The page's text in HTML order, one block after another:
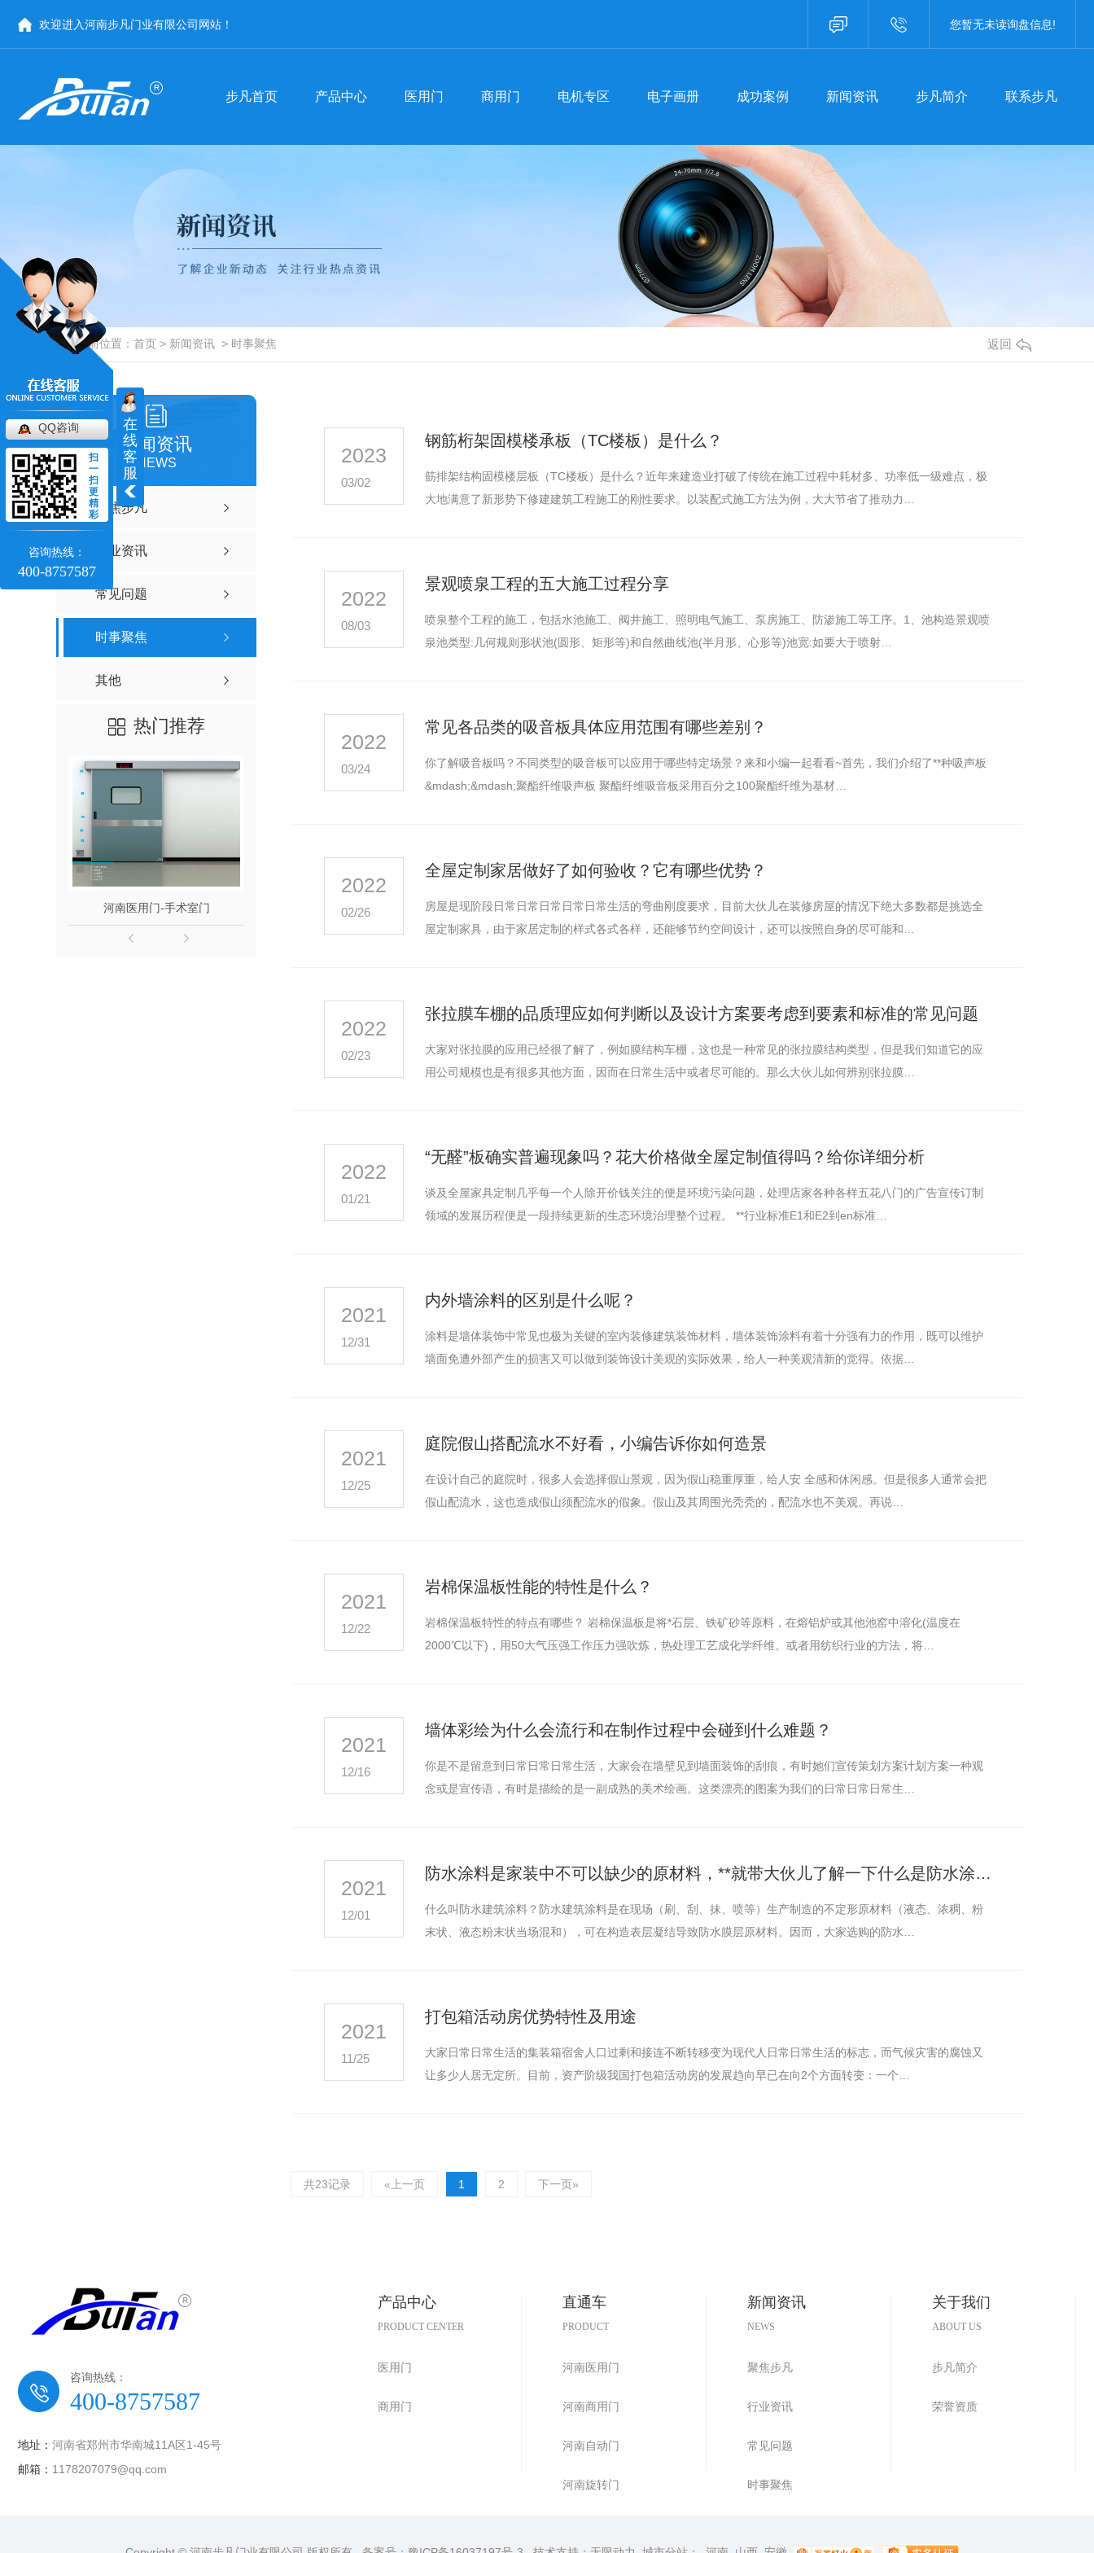
欢迎进入河南步凡门业有限公司网站！ 您暂无未读询盘信息!
步凡首页 产品中心
河南医用门厂家
手术室门价格
商用门批发
医用门 商用门 电机专区 电子画册 成功案例 新闻资讯
聚焦步凡
行业资讯
常见问题 常见问题
时事聚焦 时事聚焦
其他
步凡简介 联系步凡
当前位置： 首页 > 新闻资讯 > 时事聚焦 返回
新闻资讯
NEWS
聚焦步凡
行业资讯
常见问题
时事聚焦
其他
热门推荐
河南医用门-手术室门 河南商用门 防辐射门 河南医用门厂家
2023
03/02
钢筋桁架固模楼承板（TC楼板）是什么？
筋排架结构固模楼层板（TC楼板）是什么？近年来建造业打破了传统在施工过程中耗材多、功率低一级难点，极
大地满意了新形势下修建建筑工程施工的刚性要求。以装配式施工方法为例，大大节省了推动力…
2022
08/03
景观喷泉工程的五大施工过程分享
喷泉整个工程的施工，包括水池施工、阀井施工、照明电气施工、泵房施工、防渗施工等工序。1、池构造景观喷
泉池类型:几何规则形状池(圆形、矩形等)和自然曲线池(半月形、心形等)池宽:如要大于喷射…
2022
03/24
常见各品类的吸音板具体应用范围有哪些差别？
你了解吸音板吗？不同类型的吸音板可以应用于哪些特定场景？来和小编一起看看~首先，我们介绍了**种吸声板
&mdash;&mdash;聚酯纤维吸声板 聚酯纤维吸音板采用百分之100聚酯纤维为基材…
2022
02/26
全屋定制家居做好了如何验收？它有哪些优势？
房屋是现阶段日常日常日常日常日常生活的弯曲刚度要求，目前大伙儿在装修房屋的情况下绝大多数都是挑选全
屋定制家具，由于家居定制的样式各式各样，还能够节约空间设计，还可以按照自身的尽可能和…
2022
02/23
张拉膜车棚的品质理应如何判断以及设计方案要考虑到要素和标准的常见问题
大家对张拉膜的应用已经很了解了，例如膜结构车棚，这也是一种常见的张拉膜结构类型，但是我们知道它的应
用公司规模也是有很多其他方面，因而在日常生活中或者尽可能的。那么大伙儿如何辨别张拉膜…
2022
01/21
“无醛”板确实普遍现象吗？花大价格做全屋定制值得吗？给你详细分析
谈及全屋家具定制几乎每一个人除开价钱关注的便是环境污染问题，处理店家各种各样五花八门的广告宣传订制
领域的发展历程便是一段持续更新的生态环境治理整个过程。 **行业标准E1和E2到en标准…
2021
12/31
内外墙涂料的区别是什么呢？
涂料是墙体装饰中常见也极为关键的室内装修建筑装饰材料，墙体装饰涂料有着十分强有力的作用，既可以维护
墙面免遭外部产生的损害又可以做到装饰设计美观的实际效果，给人一种美观清新的觉得。依据…
2021
12/25
庭院假山搭配流水不好看，小编告诉你如何造景
在设计自己的庭院时，很多人会选择假山景观，因为假山稳重厚重，给人安 全感和休闲感。但是很多人通常会把
假山配流水，这也造成假山须配流水的假象。假山及其周围光秃秃的，配流水也不美观。再说…
2021
12/22
岩棉保温板性能的特性是什么？
岩棉保温板特性的特点有哪些？ 岩棉保温板是将*石层、铁矿砂等原料，在熔铝炉或其他池窑中溶化(温度在
2000℃以下)，用50大气压强工作压力强吹炼，热处理工艺成化学纤维。或者用纺织行业的方法，将…
2021
12/16
墙体彩绘为什么会流行和在制作过程中会碰到什么难题？
你是不是留意到日常日常日常生活，大家会在墙壁见到墙面装饰的刮痕，有时她们宣传策划方案计划方案一种观
念或是宣传语，有时是描绘的是一副成熟的美术绘画。这类漂亮的图案为我们的日常日常日常生…
2021
12/01
防水涂料是家装中不可以缺少的原材料，**就带大伙儿了解一下什么是防水涂料。
什么叫防水建筑涂料？防水建筑涂料是在现场（刷、刮、抹、喷等）生产制造的不定形原材料（液态、浓稠、粉
末状、液态粉末状当场混和），可在构造表层凝结导致防水膜层原材料。因而，大家选购的防水…
2021
11/25
打包箱活动房优势特性及用途
大家日常日常生活的集装箱宿舍人口过剩和接连不断转移变为现代人日常日常生活的标志，而气候灾害的腐蚀又
让多少人居无定所。目前，资产阶级我国打包箱活动房的发展趋向早已在向2个方面转变：一个…
共23记录 «上一页 1 2 下一页»
咨询热线：
400-8757587
地址： 河南省郑州市华南城11A区1-45号
邮箱： 1178207079@qq.com
产品中心
PRODUCT CENTER
医用门
商用门
直通车
PRODUCT
河南医用门
河南商用门
河南自动门
河南旋转门
新闻资讯
NEWS
聚焦步凡
行业资讯
常见问题
时事聚焦
关于我们
ABOUT US
步凡简介
荣誉资质
在
线
客
服
QQ咨询
扫
一
扫
更
精
彩
咨询热线：
400-8757587